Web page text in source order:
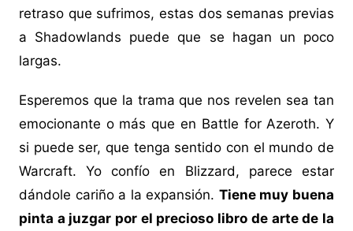
retraso que sufrimos, estas dos semanas previas
a Shadowlands puede que se hagan un poco
largas.
Esperemos que la trama que nos revelen sea tan
emocionante o más que en Battle for Azeroth. Y
si puede ser, que tenga sentido con el mundo de
Warcraft. Yo confío en Blizzard, parece estar
dándole cariño a la expansión. Tiene muy buena
pinta a juzgar por el precioso libro de arte de la